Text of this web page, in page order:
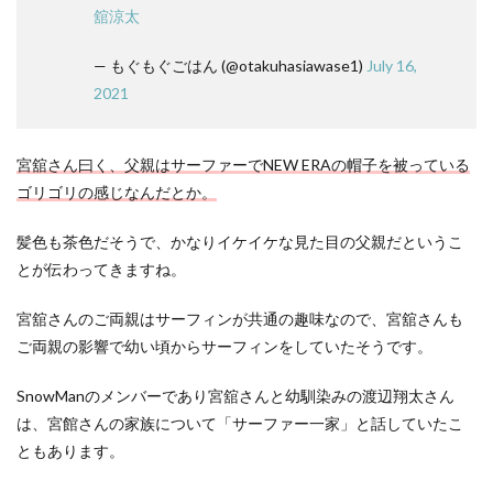
舘涼太
— もぐもぐごはん (@otakuhasiawase1) July 16,
2021
宮舘さん曰く、父親はサーファーでNEW ERAの帽子を被っている
ゴリゴリの感じなんだとか。
髪色も茶色だそうで、かなりイケイケな見た目の父親だというこ
とが伝わってきますね。
宮舘さんのご両親はサーフィンが共通の趣味なので、宮舘さんも
ご両親の影響で幼い頃からサーフィンをしていたそうです。
SnowManのメンバーであり宮舘さんと幼馴染みの渡辺翔太さん
は、宮館さんの家族について「サーファー一家」と話していたこ
ともあります。